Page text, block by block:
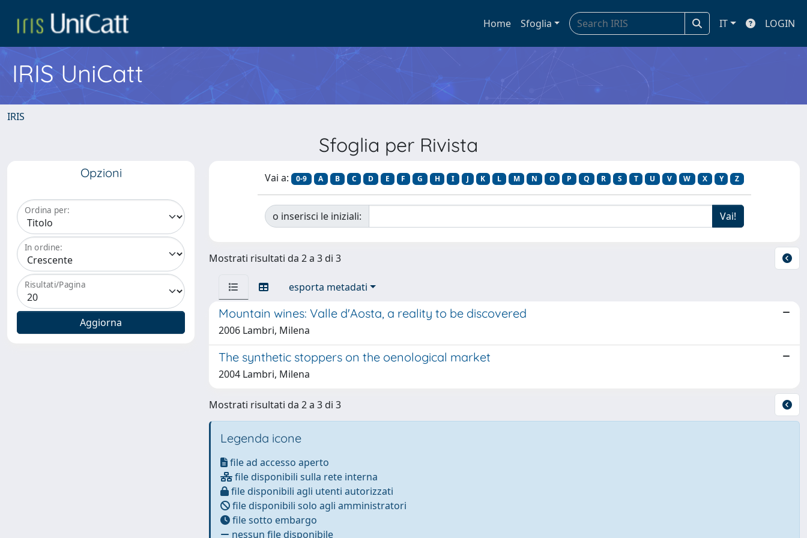
Home Sfoglia IT LOGIN
IRIS UniCatt
IRIS
Sfoglia per Rivista
Opzioni
Ordina per:
In ordine:
Risultati/Pagina
Vai a: 0-9 A B C D E F G H I J K L M N O P Q R S T U V W X Y Z
o inserisci le iniziali:
Mostrati risultati da 2 a 3 di 3
esporta metadati
Mountain wines: Valle d'Aosta, a reality to be discovered
2006 Lambri, Milena
The synthetic stoppers on the oenological market
2004 Lambri, Milena
Mostrati risultati da 2 a 3 di 3
Legenda icone
file ad accesso aperto
file disponibili sulla rete interna
file disponibili agli utenti autorizzati
file disponibili solo agli amministratori
file sotto embargo
nessun file disponibile